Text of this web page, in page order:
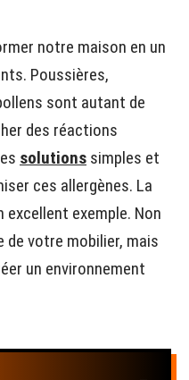
notre maison en un
Poussières,
sont autant de
des réactions
solutions simples et
ces allergènes. La
excellent exemple. Non
de votre mobilier, mais
un environnement